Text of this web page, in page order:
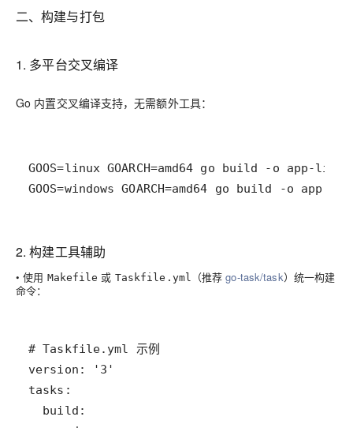
二、构建与打包
1. 多平台交叉编译
Go 内置交叉编译支持，无需额外工具：
GOOS=windows GOARCH=amd64 go build -o app.exe
2. 构建工具辅助
• 使用 Makefile 或 Taskfile.yml （推荐go-task/task）统一构建
命令：